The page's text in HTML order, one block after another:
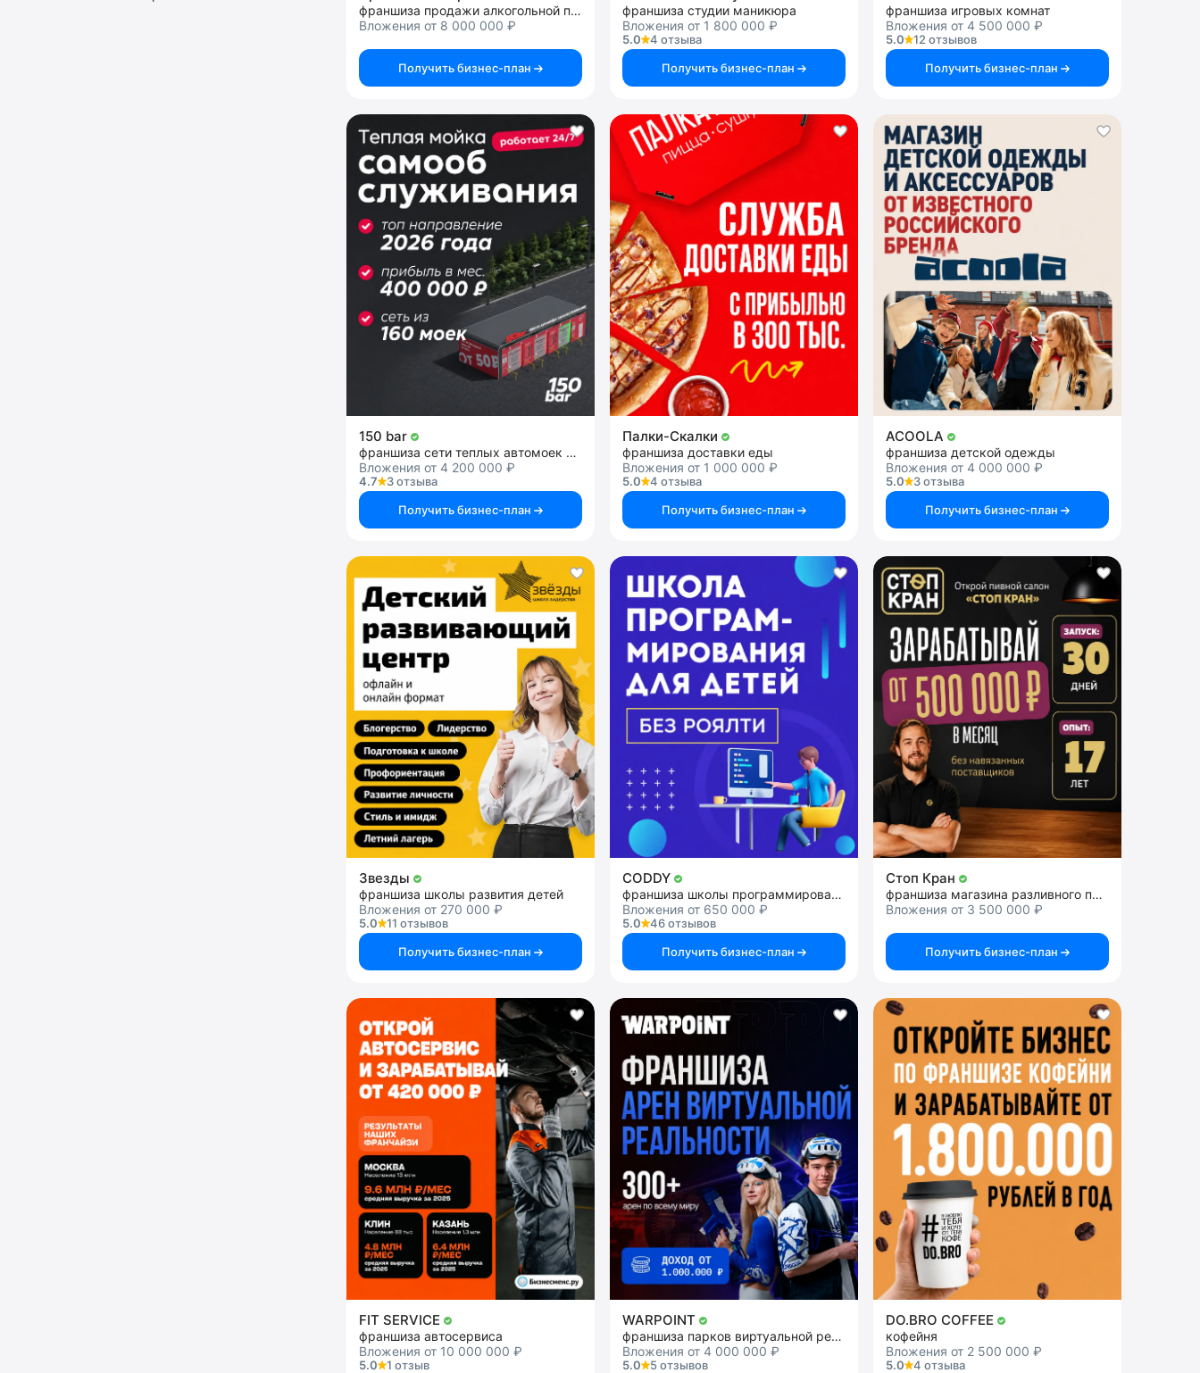
франшиза продажи алкогольной продукции
Вложения от 8 000 000 ₽
Получить бизнес-план
франшиза студии маникюра
Вложения от 1 800 000 ₽
5.0
4 отзыва
Получить бизнес-план
франшиза игровых комнат
Вложения от 4 500 000 ₽
5.0
12 отзывов
Получить бизнес-план
150 bar
франшиза сети теплых автомоек самообслуживания
Вложения от 4 200 000 ₽
4.7
3 отзыва
Получить бизнес-план
Палки-Скалки
франшиза доставки еды
Вложения от 1 000 000 ₽
5.0
4 отзыва
Получить бизнес-план
ACOOLA
франшиза детской одежды
Вложения от 4 000 000 ₽
5.0
3 отзыва
Получить бизнес-план
Звезды
франшиза школы развития детей
Вложения от 270 000 ₽
5.0
11 отзывов
Получить бизнес-план
CODDY
франшиза школы программирования и дизайна для детей
Вложения от 650 000 ₽
5.0
46 отзывов
Получить бизнес-план
Стоп Кран
франшиза магазина разливного пива
Вложения от 3 500 000 ₽
Получить бизнес-план
FIT SERVICE
франшиза автосервиса
Вложения от 10 000 000 ₽
5.0
1 отзыв
WARPOINT
франшиза парков виртуальной реальности
Вложения от 4 000 000 ₽
5.0
5 отзывов
DO.BRO COFFEE
кофейня
Вложения от 2 500 000 ₽
5.0
4 отзыва